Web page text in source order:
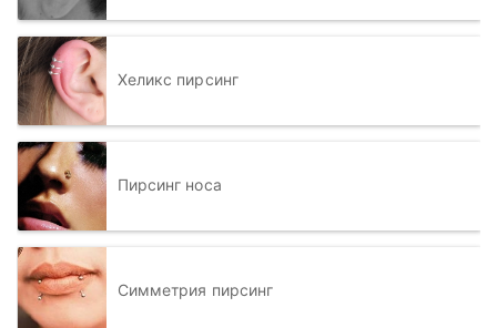
Хеликс пирсинг
Пирсинг носа
Симметрия пирсинг